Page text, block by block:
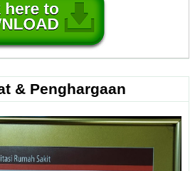
& Penghargaan